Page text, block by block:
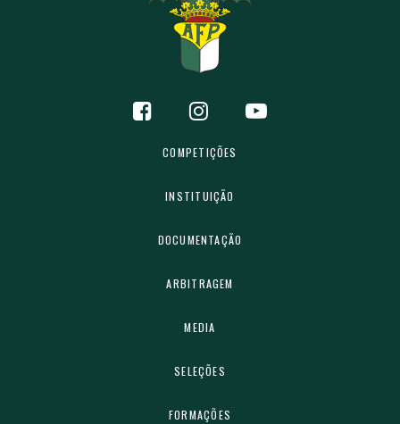
COMPETIÇÕES
INSTITUIÇÃO
DOCUMENTAÇÃO
ARBITRAGEM
MEDIA
SELEÇÕES
FORMAÇÕES